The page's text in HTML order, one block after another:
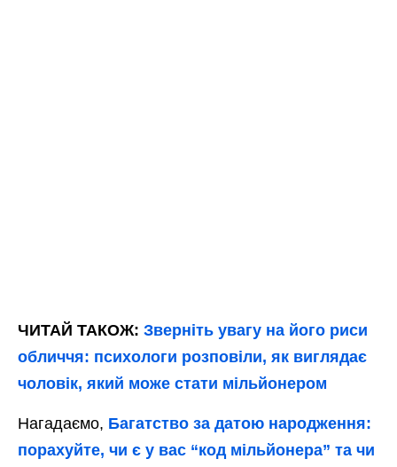
ЧИТАЙ ТАКОЖ: Зверніть увагу на його риси
обличчя: психологи розповіли, як виглядає
чоловік, який може стати мільйонером
Нагадаємо, Багатство за датою народження:
порахуйте, чи є у вас “код мільйонера” та чи